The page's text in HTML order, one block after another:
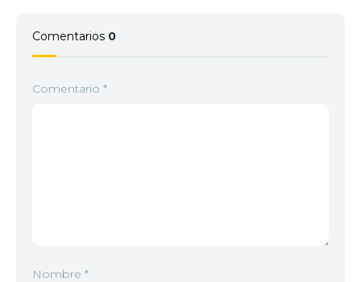
Comentarios 0
Comentario *
Nombre *